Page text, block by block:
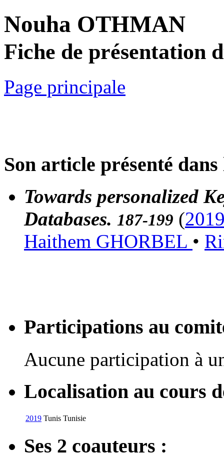
Nouha OTHMAN
Fiche de présentation
Page principale
Son article présenté
Towards personalized
Databases. 187-199 (
Haithem GHORBEL •
Participations au
Aucune participation à
Localisation au cours
2019 Tunis Tunisie
Ses 2 coauteurs :